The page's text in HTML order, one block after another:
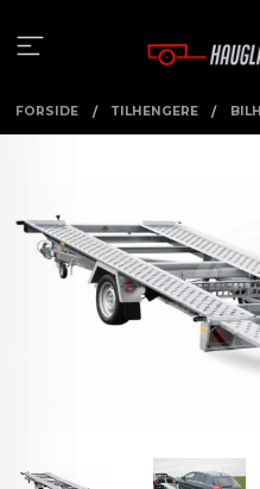
innholdet
FORSIDE TILHENGERE